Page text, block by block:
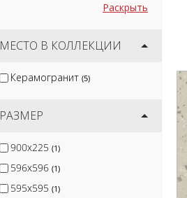
Jano Tiles(16)
Keratile (45)
Раскрыть
МЕСТО В КОЛЛЕКЦИИ
Керамогранит (5)
РАЗМЕР
900x225 (1)
596x596 (1)
595x595 (1)